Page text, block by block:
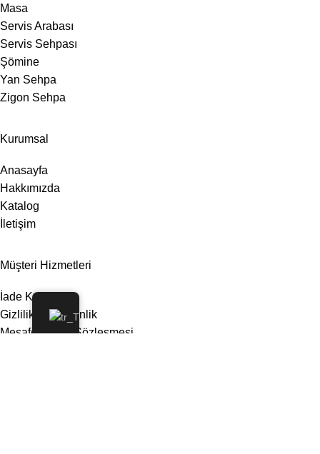
Masa
Servis Arabası
Servis Sehpası
Şömine
Yan Sehpa
Zigon Sehpa
Kurumsal
Anasayfa
Hakkımızda
Katalog
İletişim
Müşteri Hizmetleri
İade Koşulları
Gizlilik ve Güvenlik
Mesafeli Satış Sözleşmesi